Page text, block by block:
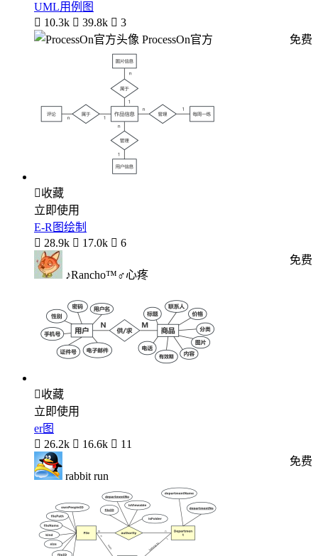
UML用例图
 10.3k  39.8k  3
ProcessOn官方
免费
收藏
立即使用
E-R图绘制
 28.9k  17.0k  6
♪Rancho™♂心疼
免费
收藏
立即使用
er图
 26.2k  16.6k  11
rabbit run
免费